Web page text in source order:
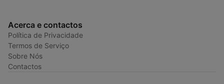
Acerca e contactos
Política de Privacidade
Termos de Serviço
Sobre Nós
Contactos